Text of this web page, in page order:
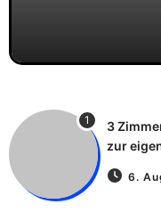
1
3
zur
6.